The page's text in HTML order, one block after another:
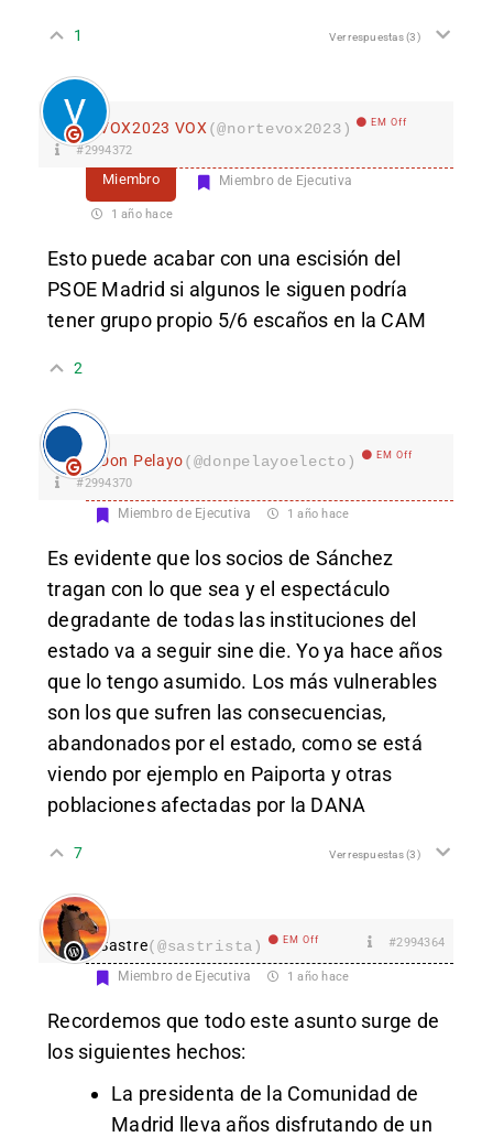
1 Ver respuestas(3)
VOX2023 VOX (@nortevox2023) EM Off
#2994372
Miembro Miembro de Ejecutiva
1 año hace
Esto puede acabar con una escisión del
PSOE Madrid si algunos le siguen podría
tener grupo propio 5/6 escaños en la CAM
2
Don Pelayo(@donpelayoelecto) EM Off
#2994370
Miembro de Ejecutiva 1 año hace
Es evidente que los socios de Sánchez
tragan con lo que sea y el espectáculo
degradante de todas las instituciones del
estado va a seguir sine die. Yo ya hace años
que lo tengo asumido. Los más vulnerables
son los que sufren las consecuencias,
abandonados por el estado, como se está
viendo por ejemplo en Paiporta y otras
poblaciones afectadas por la DANA
7 Ver respuestas(3)
Sastre(@sastrista) EM Off #2994364
Miembro de Ejecutiva 1 año hace
Recordemos que todo este asunto surge de
los siguientes hechos:
La presidenta de la Comunidad de
Madrid lleva años disfrutando de un